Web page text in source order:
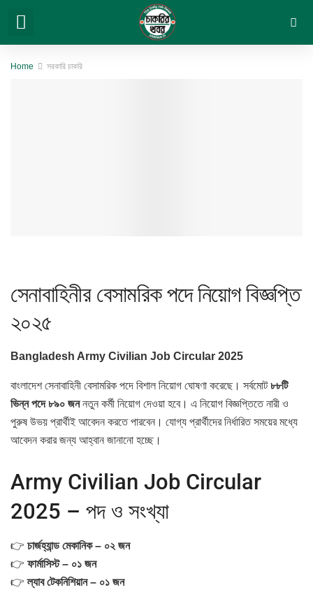
Home সরকারি চাকরি
সেনাবাহিনীর বেসামরিক পদে নিয়োগ বিজ্ঞপ্তি
২০২৫
Bangladesh Army Civilian Job Circular 2025
বাংলাদেশ সেনাবাহিনী বেসামরিক পদে বিশাল নিয়োগ ঘোষণা করেছে। সর্বমোট৮৮টি
ভিন্ন পদে ৮৯০ জননতুন কর্মী নিয়োগ দেওয়া হবে। এ নিয়োগ বিজ্ঞপ্তিতে নারী ও
পুরুষ উভয় প্রার্থীই আবেদন করতে পারবেন। যোগ্য প্রার্থীদের নির্ধারিত সময়ের মধ্যে
আবেদন করার জন্য আহ্বান জানানো হচ্ছে।
Army Civilian Job Circular
2025 – পদ ও সংখ্যা
👉 চার্জহ্যান্ড মেকানিক – ০২ জন
👉 ফার্মাসিস্ট – ০১ জন
👉ল্যাব টেকনিশিয়ান – ০১ জন